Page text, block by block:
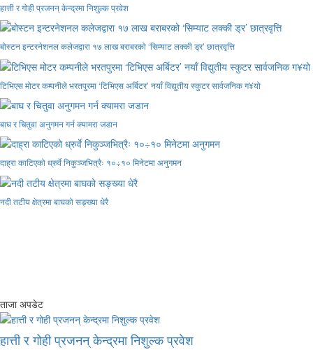
हात्ती र गोही प्रजनन् केन्द्रमा निशुल्क प्रवेश
बोस्टन इन्टरनेशनल कलेजद्वारा १७ लाख बराबरको ‘सिम्याट लक्की ड्र’ छात्रवृत्ति
टिभिएस मोटर कम्पनीले भरतपुरमा ‘टिभिएस अर्बिटर’ नयाँ विद्युतीय स्कुटर सार्वजनिक ग¥यो
बाघ र चितुवा अनुगमन गर्न क्यामरा जडान
दाह्रा काटिएको ध्रुर्वे निकुञ्जभित्रैः १०÷१० मिनेटमा अनुगमन
नदी तटीय क्षेत्रमा बाघको सङ्ख्या धेरै
ताजा अपडेट
हात्ती र गोही प्रजनन् केन्द्रमा निशुल्क प्रवेश